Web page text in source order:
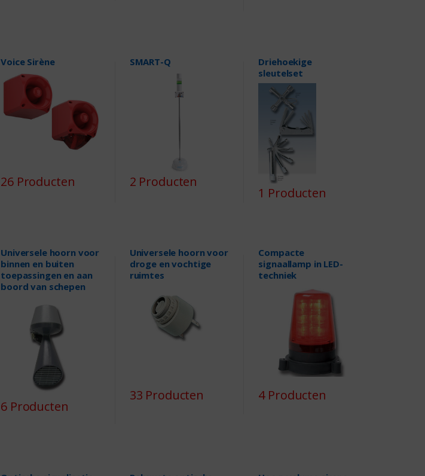
Voice Sirène
26 Producten
SMART-Q
2 Producten
Driehoekige
sleutelset
1 Producten
Universele hoorn voor
binnen en buiten
toepassingen en aan
boord van schepen
6 Producten
Universele hoorn voor
droge en vochtige
ruimtes
33 Producten
Compacte
signaallamp in LED-
techniek
4 Producten